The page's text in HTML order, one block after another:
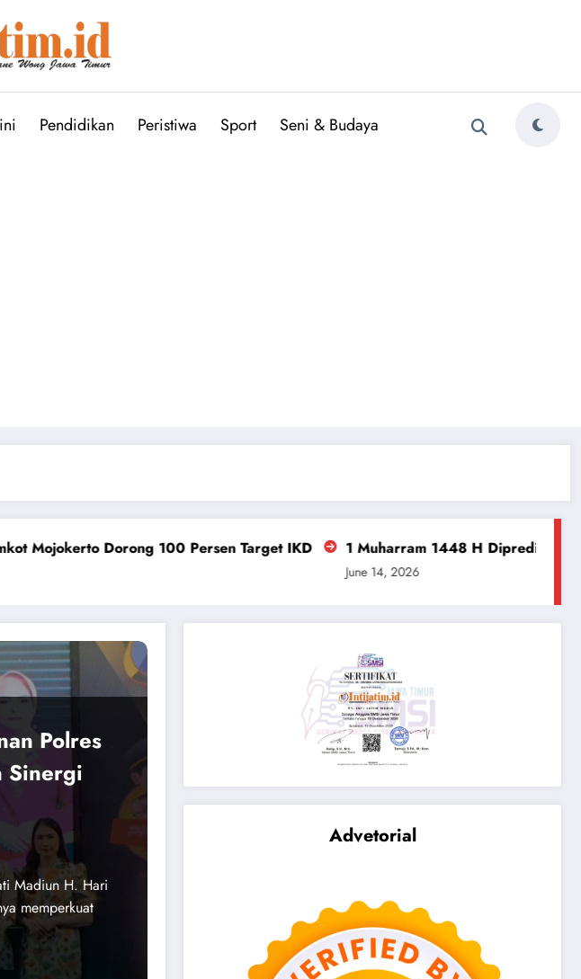
Pendidikan Peristiwa Sport Seni & Budaya
Persen Target IKD ​1 Muharram 1448 H Diprediksi Jatuh 16 Juni 2026, Intip
Polres
Sinergi
Madiun H. Hari
memperkuat
Advetorial